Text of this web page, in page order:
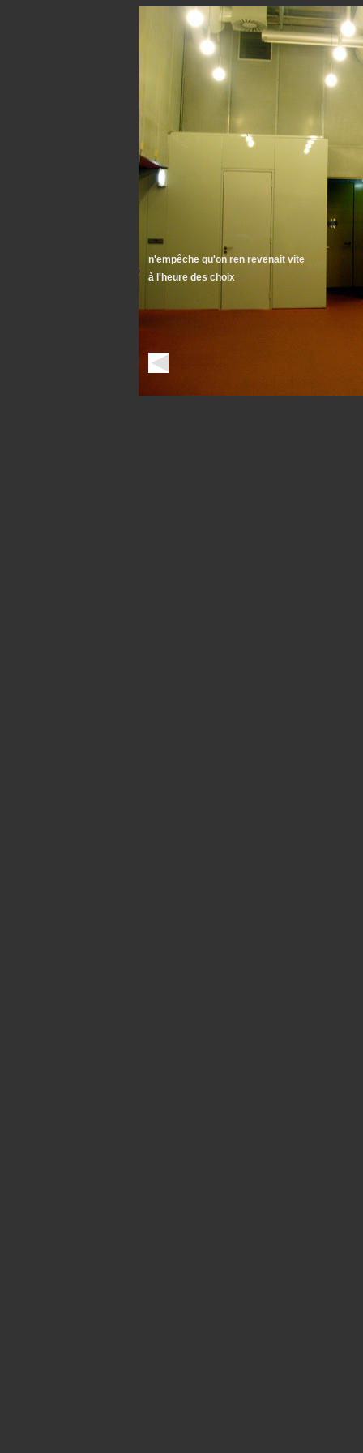
n'empêche qu'on ren revenait vite
à l'heure des choix